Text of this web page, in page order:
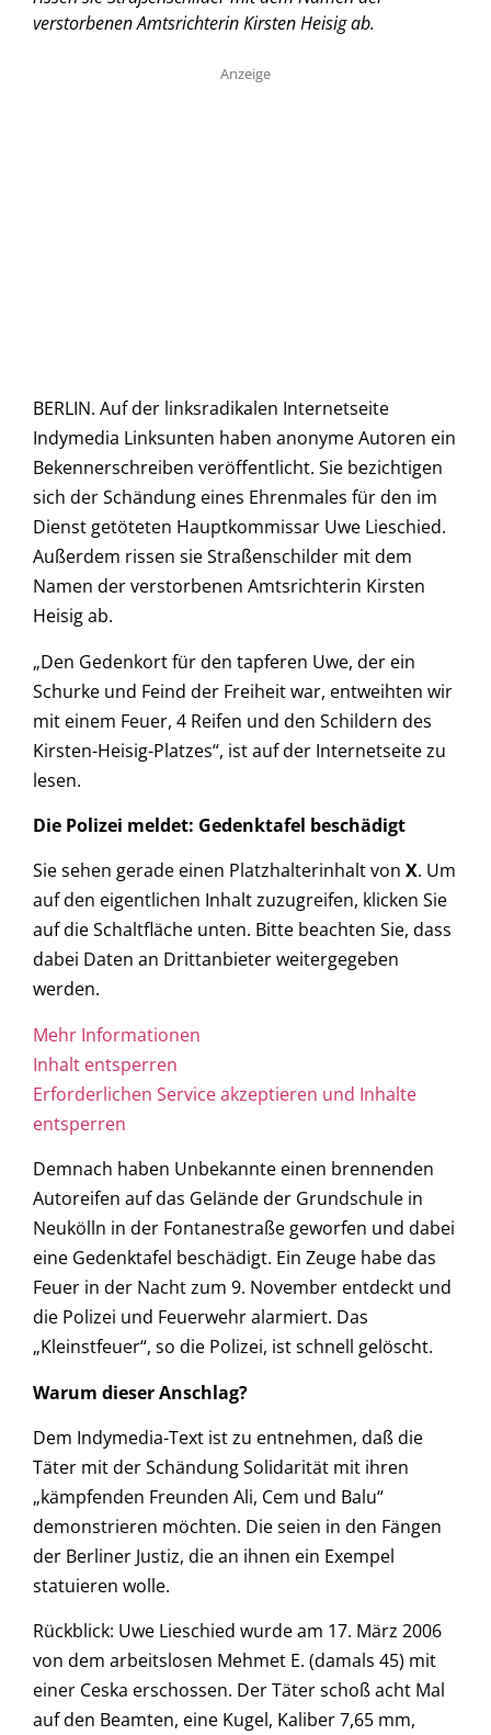
verstorbenen Amtsrichterin Kirsten Heisig ab.
Anzeige
BERLIN. Auf der linksradikalen Internetseite
Indymedia Linksunten haben anonyme Autoren ein
Bekennerschreiben veröffentlicht. Sie bezichtigen
sich der Schändung eines Ehrenmales für den im
Dienst getöteten Hauptkommissar Uwe Lieschied.
Außerdem rissen sie Straßenschilder mit dem
Namen der verstorbenen Amtsrichterin Kirsten
Heisig ab.
„Den Gedenkort für den tapferen Uwe, der ein
Schurke und Feind der Freiheit war, entweihten wir
mit einem Feuer, 4 Reifen und den Schildern des
Kirsten-Heisig-Platzes“, ist auf der Internetseite zu
lesen.
Die Polizei meldet: Gedenktafel beschädigt
Sie sehen gerade einen Platzhalterinhalt von X. Um
auf den eigentlichen Inhalt zuzugreifen, klicken Sie
auf die Schaltfläche unten. Bitte beachten Sie, dass
dabei Daten an Drittanbieter weitergegeben
werden.
Mehr Informationen
Inhalt entsperren
Erforderlichen Service akzeptieren und Inhalte
entsperren
Demnach haben Unbekannte einen brennenden
Autoreifen auf das Gelände der Grundschule in
Neukölln in der Fontanestraße geworfen und dabei
eine Gedenktafel beschädigt. Ein Zeuge habe das
Feuer in der Nacht zum 9. November entdeckt und
die Polizei und Feuerwehr alarmiert. Das
„Kleinstfeuer“, so die Polizei, ist schnell gelöscht.
Warum dieser Anschlag?
Dem Indymedia-Text ist zu entnehmen, daß die
Täter mit der Schändung Solidarität mit ihren
„kämpfenden Freunden Ali, Cem und Balu“
demonstrieren möchten. Die seien in den Fängen
der Berliner Justiz, die an ihnen ein Exempel
statuieren wolle.
Rückblick: Uwe Lieschied wurde am 17. März 2006
von dem arbeitslosen Mehmet E. (damals 45) mit
einer Ceska erschossen. Der Täter schoß acht Mal
auf den Beamten, eine Kugel, Kaliber 7,65 mm,